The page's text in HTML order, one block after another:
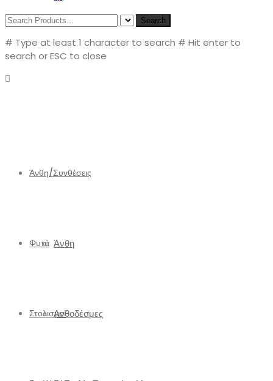
Search
# Type at least 1 character to search # Hit enter to
search or ESC to close
Άνθη/Συνθέσεις
Άνθη
Ανθοδέσμες
Φυτά
Στολισμοί